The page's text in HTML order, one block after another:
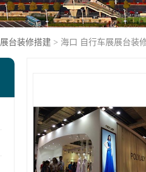
展台装修搭建 > 海口 自行车展展台装